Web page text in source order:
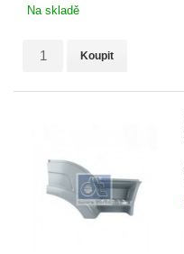
Na skladě
Koupit